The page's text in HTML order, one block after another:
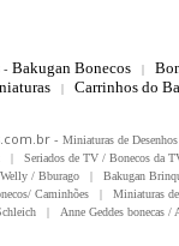
- Bakugan Bonecos |
| Carrinhos do
- Miniaturas de
| Seriados de TV / Bonecos da
/ Bburago
| Bakugan
Caminhões
|
Miniaturas
| Anne Geddes bonecas /